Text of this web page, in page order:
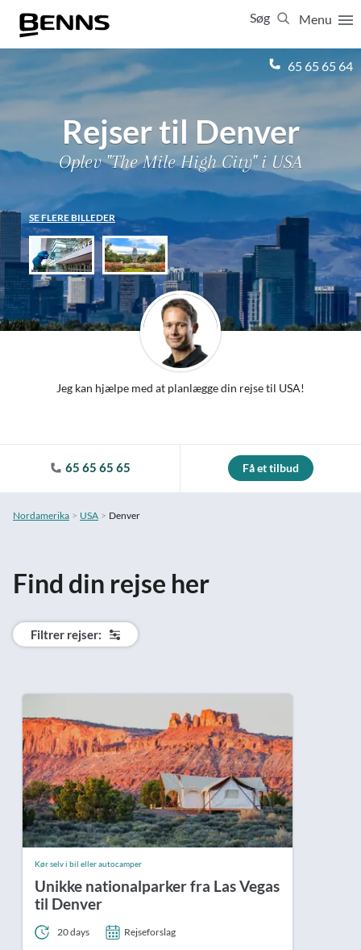
Menu
Søg
65 65 65 64
Rejser til Denver
Oplev "The Mile High City" i USA
SE FLERE BILLEDER
Jeg kan hjælpe med at planlægge din rejse til USA!
65 65 65 65 Få et tilbud
Nordamerika USA Denver
Find din rejse her
Filtrer rejser:
Kør selv i bil eller autocamper
Unikke nationalparker fra Las Vegas
til Denver
20 days Rejseforslag
Luk
Vis resultater for: Alle
Firma- og temarejser
Studierejser